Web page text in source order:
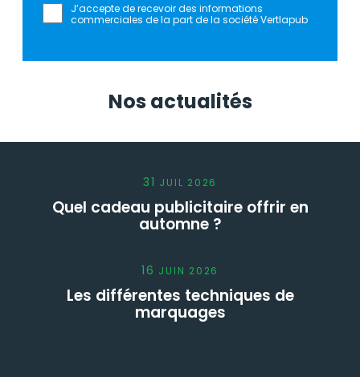
J’accepte de recevoir des informations
commerciales de la part de la société Vertlapub
Nos actualités
31 JUIL 2026
Quel cadeau publicitaire offrir en
automne ?
16 JUIN 2026
Les différentes techniques de
marquages